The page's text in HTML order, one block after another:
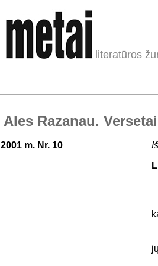
literatūros
Ales Razanau. Versetai
2001 m. Nr. 10